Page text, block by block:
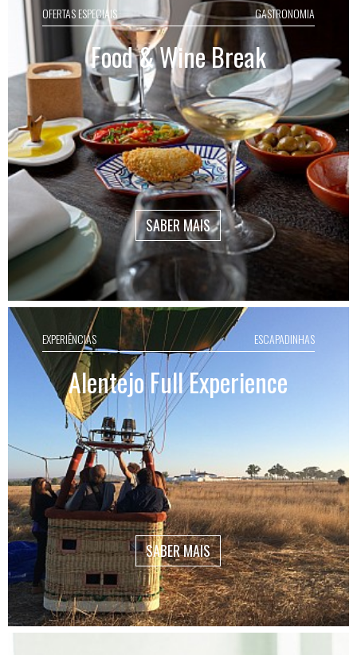
OFERTAS ESPECIAIS GASTRONOMIA
Food & Wine Break
SABER MAIS
EXPERIÊNCIAS ESCAPADINHAS
Alentejo Full Experience
SABER MAIS